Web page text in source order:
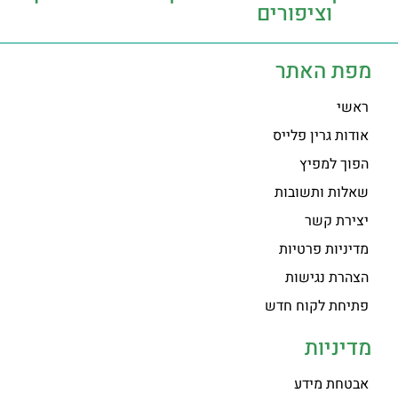
וציפורים
מפת האתר
ראשי
אודות גרין פלייס
הפוך למפיץ
שאלות ותשובות
יצירת קשר
מדיניות פרטיות
הצהרת נגישות
פתיחת לקוח חדש
מדיניות
אבטחת מידע